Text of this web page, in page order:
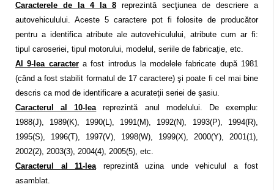
Caracterele de la 4 la 8 reprezintă secţiunea de descriere a
autovehiculului. Aceste 5 caractere pot fi folosite de producător
pentru a identifica atribute ale autovehiculului, atribute cum ar fi:
tipul caroseriei, tipul motorului, modelul, seriile de fabricaţie, etc.
Al 9-lea caractera fost introdus la modelele fabricate după 1981
(când a fost stabilit formatul de 17 caractere) şi poate fi cel mai bine
descris ca mod de identificare a acurateţii seriei de şasiu.
Caracterul al 10-leareprezintă anul modelului. De exemplu:
1988(J), 1989(K), 1990(L), 1991(M), 1992(N), 1993(P), 1994(R),
1995(S), 1996(T), 1997(V), 1998(W), 1999(X), 2000(Y), 2001(1),
2002(2), 2003(3), 2004(4), 2005(5), etc.
Caracterul al 11-leareprezintă uzina unde vehiculul a fost
asamblat.